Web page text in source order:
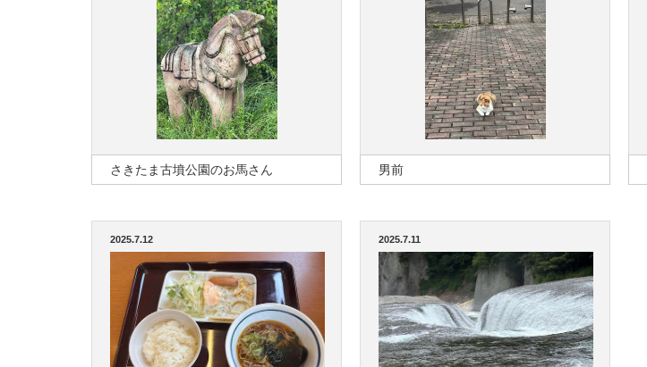
さきたま古墳公園のお馬さん 男前
2025.7.12 2025.7.11